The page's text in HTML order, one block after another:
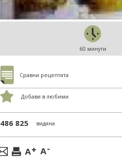
60 минути
Сравни рецептата
Добави в любими
486 825 видяна